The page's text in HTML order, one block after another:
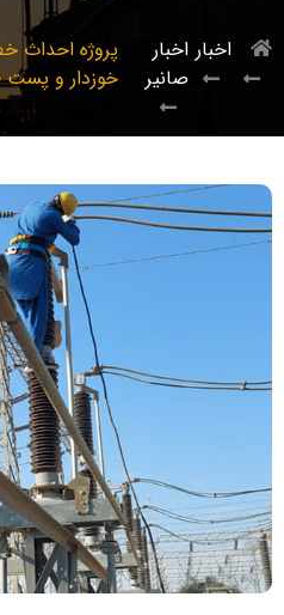
اخبار اخبار
صانیر
خوزدار و پست 132/220 کیلو ولت خوزدار